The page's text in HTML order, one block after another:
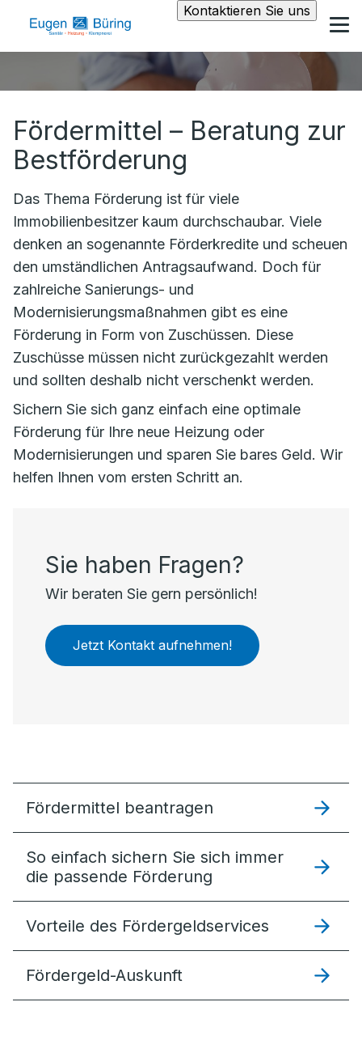
Kontaktieren Sie uns
Fördermittel – Beratung zur
Bestförderung
Das Thema Förderung ist für viele
Immobilienbesitzer kaum durchschaubar. Viele
denken an sogenannte Förderkredite und scheuen
den umständlichen Antragsaufwand. Doch für
zahlreiche Sanierungs- und
Modernisierungsmaßnahmen gibt es eine
Förderung in Form von Zuschüssen. Diese
Zuschüsse müssen nicht zurückgezahlt werden
und sollten deshalb nicht verschenkt werden.
Sichern Sie sich ganz einfach eine optimale
Förderung für Ihre neue Heizung oder
Modernisierungen und sparen Sie bares Geld. Wir
helfen Ihnen vom ersten Schritt an.
Sie haben Fragen?
Wir beraten Sie gern persönlich!
Jetzt Kontakt aufnehmen!
Fördermittel beantragen
So einfach sichern Sie sich immer
die passende Förderung
Vorteile des Fördergeldservices
Fördergeld-Auskunft